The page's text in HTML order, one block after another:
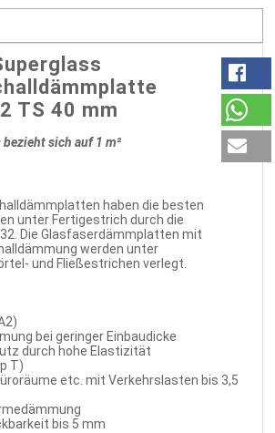
TS 40 mm
bezieht sich auf 1 m²
haben die besten
unter Fertigestrich durch die
Die Glasfaserdämmplatten mit
werden unter
und Fließestrichen verlegt.
bei geringer Einbaudicke
durch hohe Elastizität
T)
etc. mit Verkehrslasten bis 3,5
bis 5 mm